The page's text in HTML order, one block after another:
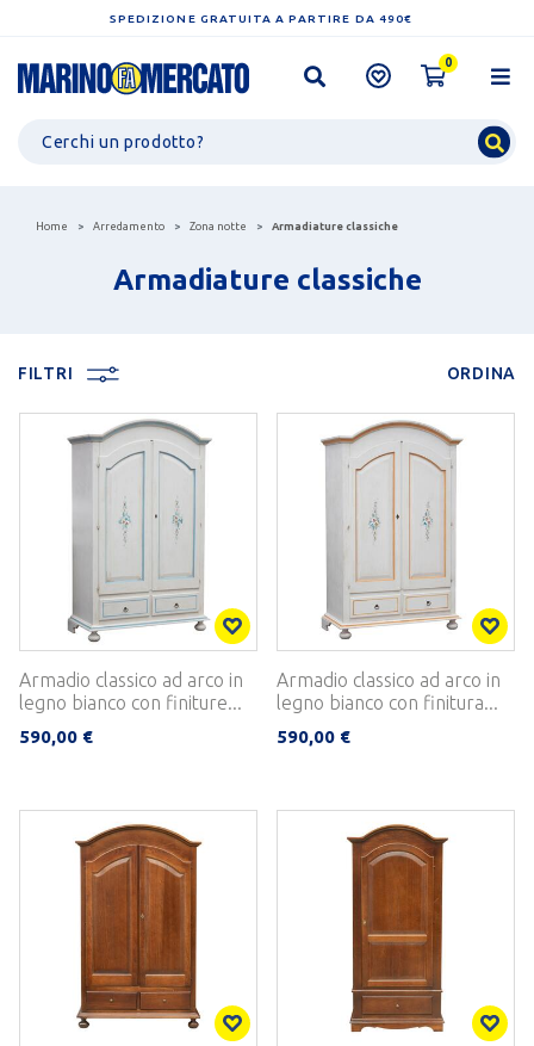
SPEDIZIONE GRATUITA A PARTIRE DA 490€
0
Home Arredamento Zona notte Armadiature classiche
Armadiature classiche
FILTRI ORDINA
Armadio classico ad arco in
legno bianco con finiture...
590,00 €
Armadio classico ad arco in
legno bianco con finitura...
590,00 €